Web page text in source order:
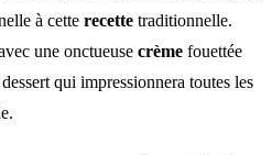
à cette recette traditionnelle.
une onctueuse crème fouettée
qui impressionnera toutes les